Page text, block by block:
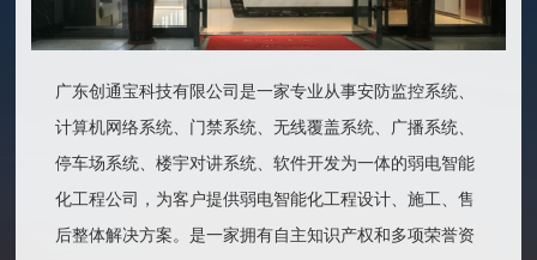
广东创通宝科技有限公司是一家专业从事安防监控系统、
计算机网络系统、门禁系统、无线覆盖系统、广播系统、
停车场系统、楼宇对讲系统、软件开发为一体的弱电智能
化工程公司，为客户提供弱电智能化工程设计、施工、售
后整体解决方案。是一家拥有自主知识产权和多项荣誉资